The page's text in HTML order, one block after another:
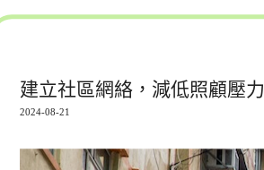
建立社區網絡，減低照顧壓力
2024-08-21